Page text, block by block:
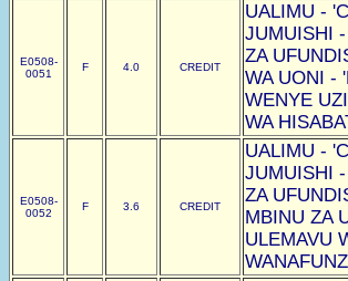
E0508-
0051
F 4.0 CREDIT
UALIMU -
JUMUISHI
ZA
WA UONI -
WENYE
WA
E0508-
0052
F 3.6 CREDIT
UALIMU -
JUMUISHI
ZA
MBINU ZA
ULEMAVU